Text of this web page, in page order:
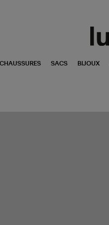
CHAUSSURES SACS BIJOUX